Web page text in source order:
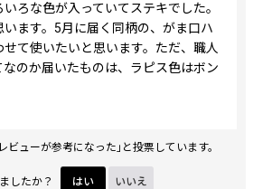
ろな色が入っていてステキでした。
ます。5月に届く同柄の、がま口ハ
て使いたいと思います。ただ、職人
のか届いたものは、ラピス色はボン
み出して塗ってありました。
ビューが参考になった｣と投票しています。
したか？ はい いいえ